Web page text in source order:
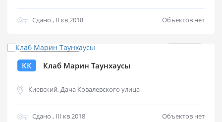
Сдано , II кв 2018 Объектов нет
КК Клаб Марин Таунхаусы
Киевский, Дача Ковалевского улица
Сдано , III кв 2018 Объектов нет